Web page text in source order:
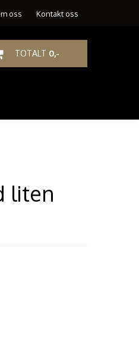
oss Kontakt oss
TOTALT 0,-
liten